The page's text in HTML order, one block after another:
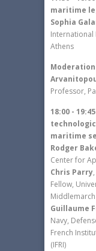
maritime
Sophia
International
Athens
Professor,
18:00 -
maritime
Rodger
Center for
Chris Parry
Fellow,
Guillaume
Navy,
French
(IFRI)